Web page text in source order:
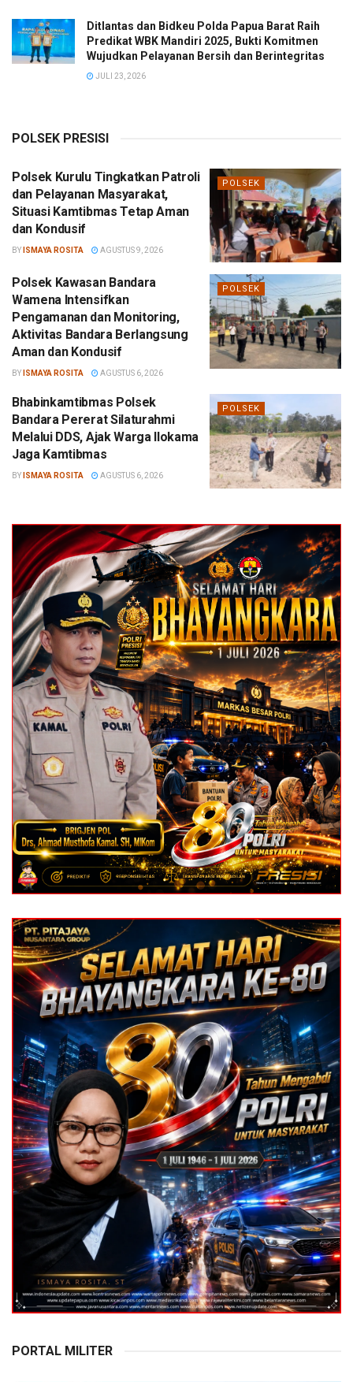
Ditlantas dan Bidkeu Polda Papua Barat Raih
Predikat WBK Mandiri 2025, Bukti Komitmen
Wujudkan Pelayanan Bersih dan Berintegritas
JULI 23, 2026
POLSEK PRESISI
POLSEK
Polsek Kurulu Tingkatkan Patroli
dan Pelayanan Masyarakat,
Situasi Kamtibmas Tetap Aman
dan Kondusif
BY ISMAYA ROSITA AGUSTUS 9, 2026
POLSEK
Polsek Kawasan Bandara
Wamena Intensifkan
Pengamanan dan Monitoring,
Aktivitas Bandara Berlangsung
Aman dan Kondusif
BY ISMAYA ROSITA AGUSTUS 6, 2026
POLSEK
Bhabinkamtibmas Polsek
Bandara Pererat Silaturahmi
Melalui DDS, Ajak Warga Ilokama
Jaga Kamtibmas
BY ISMAYA ROSITA AGUSTUS 6, 2026
PORTAL MILITER